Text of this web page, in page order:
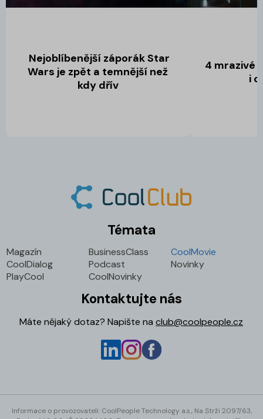
Nejoblíbenější záporák Star
Wars je zpět a temnější než
kdy dřív
4 mrazivé
i
Témata
Magazín BusinessClass
CoolMovie
CoolDialog
Podcast
Novinky
PlayCool
CoolNovinky
Kontaktujte nás
Máte nějaký dotaz? Napište naclub@coolpeople.cz
Informace o provozovateli: CoolPeople Technology a.s., Na Strži 2097/63,